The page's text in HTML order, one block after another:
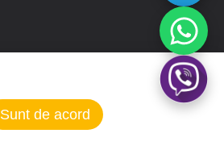
Sunt de acord